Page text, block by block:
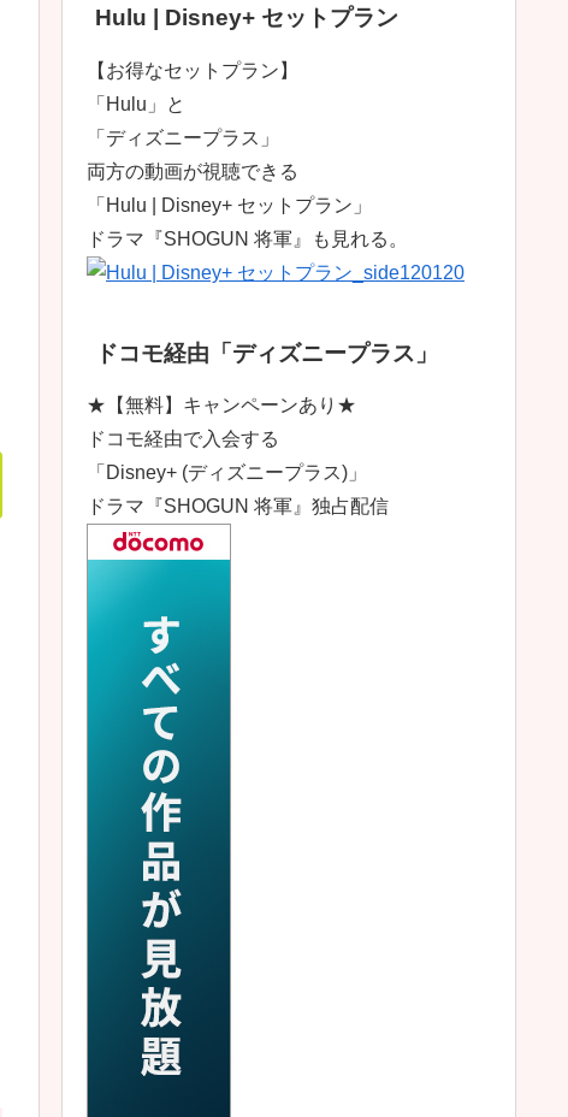
Hulu | Disney+ セットプラン
【お得なセットプラン】
「Hulu」と
「ディズニープラス」
両方の動画が視聴できる
「Hulu | Disney+ セットプラン」
ドラマ『SHOGUN 将軍』も見れる。
ドコモ経由「ディズニープラス」
★【無料】キャンペーンあり★
ドコモ経由で入会する
「Disney+ (ディズニープラス)」
ドラマ『SHOGUN 将軍』独占配信